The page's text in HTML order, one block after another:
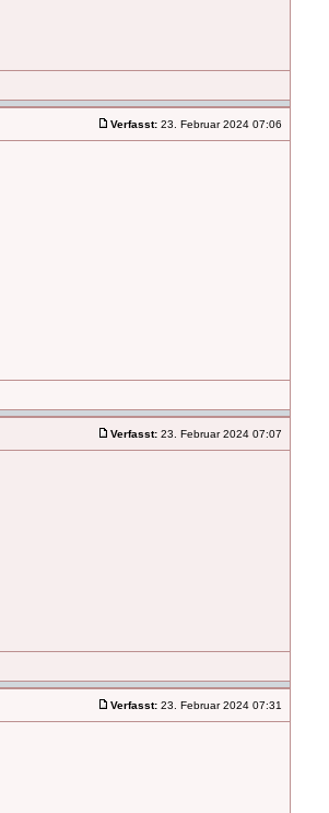
Verfasst: 23. Februar 2024 07:06
Verfasst: 23. Februar 2024 07:07
Verfasst: 23. Februar 2024 07:31